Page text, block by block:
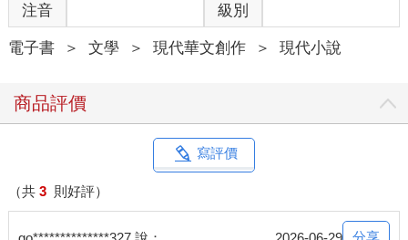
注音 級別
電子書 ＞ 文學 ＞ 現代華文創作 ＞ 現代小說
商品評價
寫評價
（共 3 則好評）
分享